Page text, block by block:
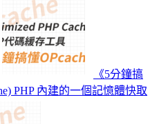
《5分鐘搞
PHP 內建的一個記憶體快取